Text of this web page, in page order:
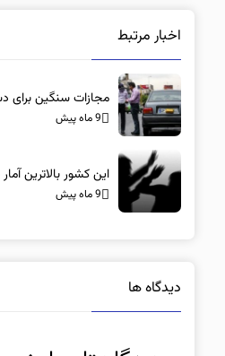
اخبار مرتبط
مجازات سنگین برای
9 ماه پیش
این کشور بالاترین
9 ماه پیش
دیدگاه ها